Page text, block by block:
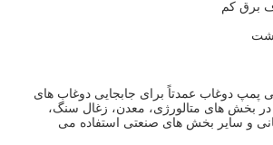
برق کم
پمپ دوغاب عمدتاً برای جابجایی دوغاب های
در بخش های متالورژی، معدن، زغال سنگ،
و سایر بخش های صنعتی استفاده می